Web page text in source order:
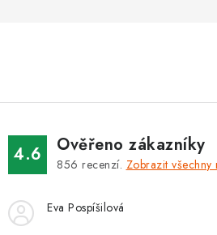
ZNAČKY
Kontakty Slovník pojmů
4.6 Ověřeno zákazníky
856 recenzí. Zobrazit všechny
Eva Pospíšilová